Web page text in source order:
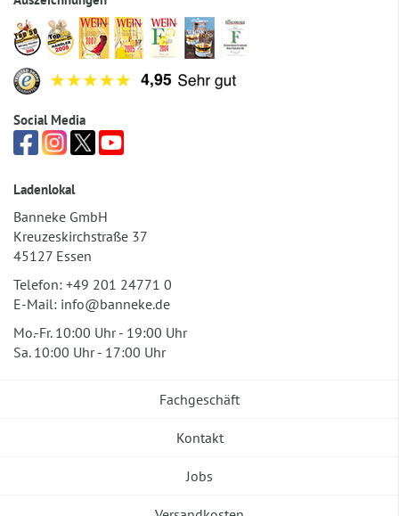
Social Media
Ladenlokal
Banneke GmbH
Kreuzeskirchstraße 37
45127 Essen
Telefon: +49 201 24771 0
E-Mail: info@banneke.de
Mo.-Fr. 10:00 Uhr - 19:00 Uhr
Sa. 10:00 Uhr - 17:00 Uhr
Fachgeschäft
Kontakt
Jobs